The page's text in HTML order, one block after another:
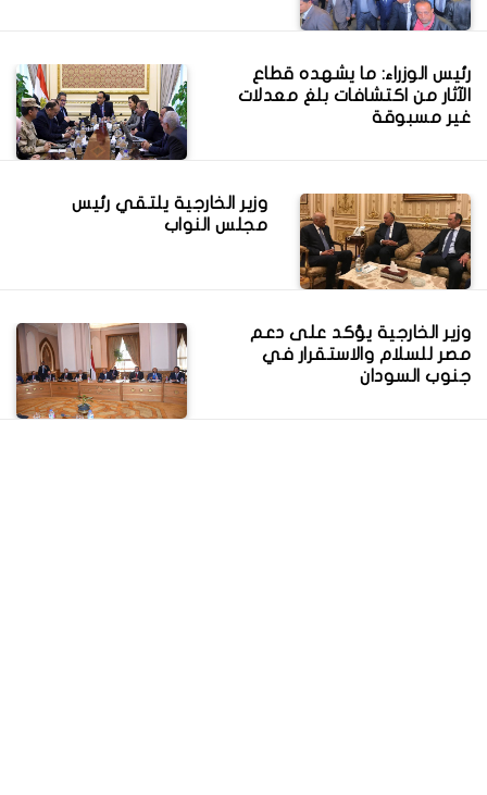
رئيس الوزراء: ما يشهده قطاع
الآثار من اكتشافات بلغ معدلات
غير مسبوقة
وزير الخارجية يلتقي رئيس
مجلس النواب
وزير الخارجية يؤكد على دعم
مصر للسلام والاستقرار في
جنوب السودان